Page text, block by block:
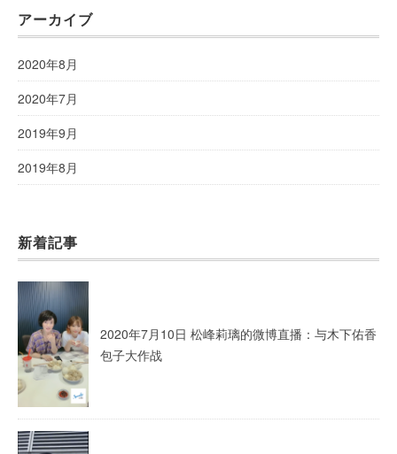
アーカイブ
2020年8月
2020年7月
2019年9月
2019年8月
新着記事
2020年7月10日 松峰莉璃的微博直播：与木下佑香
包子大作战